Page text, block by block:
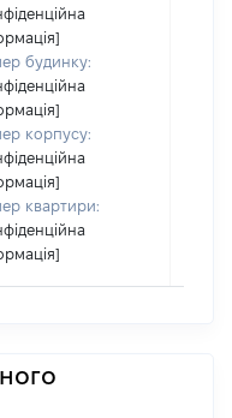
будинку:
корпусу:
квартири: